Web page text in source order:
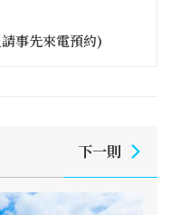
事先來電預約)
下一則